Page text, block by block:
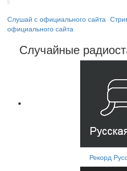
Слушай с официального сайта
официального сайта
Случайные
Рекорд